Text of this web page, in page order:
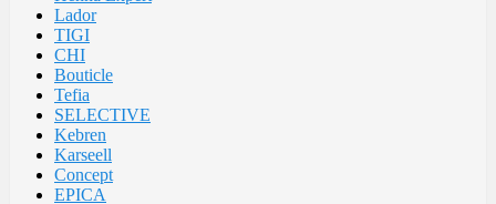
Lador
TIGI
CHI
Bouticle
Tefia
SELECTIVE
Kebren
Karseell
Concept
EPICA